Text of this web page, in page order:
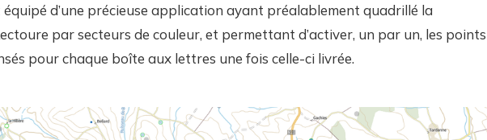
équipé d’une précieuse application ayant préalablement quadrillé la
par secteurs de couleur, et permettant d’activer, un par un, les points
pour chaque boîte aux lettres une fois celle-ci livrée.